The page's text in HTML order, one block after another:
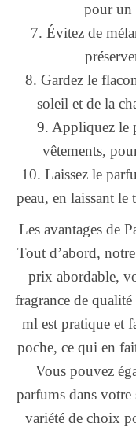
pour un
7. Évitez de
8. Gardez le
soleil et de la
9. Appliquez le
vêtements,
10. Laissez le
peau, en laissant le
Les avantages de
Tout d’abord,
prix abordable,
fragrance de
ml est pratique et
poche, ce qui en
Vous pouvez
parfums dans
variété de choix